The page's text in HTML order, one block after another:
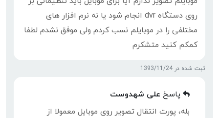
روی دستگاه dvr انجام شود یا نه نرم افزار های
مختلفی را در موبایلم نسب کردم ولی موفق نشدم لطفا
کمکم کنید متشکرم
ثبت شده در 1393/11/24
پاسخ علی شهدوست
بله، پورت انتقال تصویر روی موبایل معمولا از